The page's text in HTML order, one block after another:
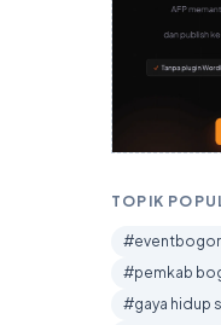
TOPIK
#pemkab
#gaya hidup